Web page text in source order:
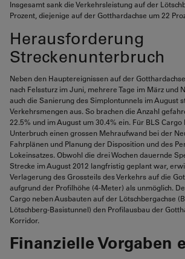
Insgesamt sank die Verkehrsleistung auf der
Prozent, diejenige auf der Gotthardachse um 22
Herausforderung
Streckenunterbruch
Neben den Hauptereignissen auf der
nach Felssturz im Juni, mehrere Tage im März und
auch die Sanierung des Simplontunnels im August
Verkehrsmengen aus. So brachen die Anzahl
22.5% und im August um 30.4% ein. Für BLS
Unterbruch einen grossen Mehraufwand bei der
Fahrplänen und Planung der Disposition und des
Lokeinsatzes. Obwohl die drei Wochen dauernde
Strecke im August 2012 langfristig geplant war,
Verlagerung des Grossteils des Verkehrs auf die
aufgrund der Profilhöhe (4-Meter) als unmöglich.
Cargo neben Ausbauten auf der Lötschbergachse
Lötschberg-Basistunnel) den Profilausbau der
Korridor.
Finanzielle Vorgaben